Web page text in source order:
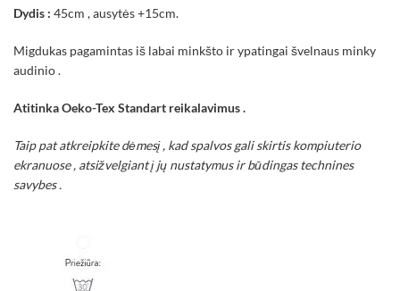
Dydis : 45cm , ausytės +15cm.
Migdukas pagamintas iš labai minkšto ir ypatingai švelnaus minky
audinio .
Atitinka Oeko-Tex Standart reikalavimus .
Taip pat atkreipkite dėmesį , kad spalvos gali skirtis kompiuterio
ekranuose , atsižvelgiant į jų nustatymus ir būdingas technines
savybes .